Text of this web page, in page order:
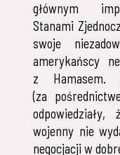
głównym
Stanami
swoje
amerykańscy
z Hamasem.
(za
wojenny nie
negocjacji w